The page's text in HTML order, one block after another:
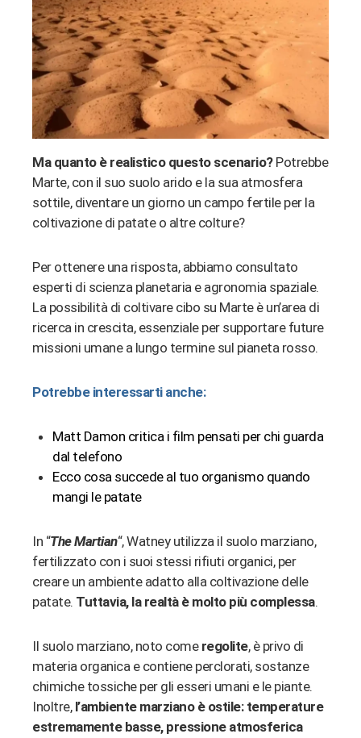
Ma quanto è realistico questo scenario?Potrebbe
Marte, con il suo suolo arido e la sua atmosfera
sottile, diventare un giorno un campo fertile per la
coltivazione di patate o altre colture?
Per ottenere una risposta, abbiamo consultato
esperti di scienza planetaria e agronomia spaziale.
La possibilità di coltivare cibo su Marte è un’area di
ricerca in crescita, essenziale per supportare future
missioni umane a lungo termine sul pianeta rosso.
Potrebbe interessarti anche:
Matt Damon critica i film pensati per chi guarda
dal telefono
Ecco cosa succede al tuo organismo quando
mangi le patate
In “The Martian“, Watney utilizza il suolo marziano,
fertilizzato con i suoi stessi rifiuti organici, per
creare un ambiente adatto alla coltivazione delle
patate. Tuttavia, la realtà è molto più complessa.
Il suolo marziano, noto come regolite, è privo di
materia organica e contiene perclorati, sostanze
chimiche tossiche per gli esseri umani e le piante.
Inoltre,l’ambiente marziano è ostile: temperature
estremamente basse, pressione atmosferica